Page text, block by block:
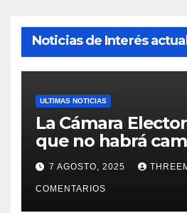
Noticias de Interés
ULTIMAS NOTICIAS
La Cámara
que no habrá
lugares de
Matanza
7 AGOSTO, 2025
COMENTARIOS